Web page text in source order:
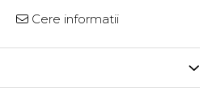
Cere informatii